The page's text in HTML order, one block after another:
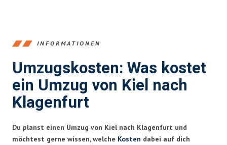
INFORMATIONEN
Umzugskosten: Was kostet
ein Umzug von Kiel nach
Klagenfurt
Du planst einen Umzug von Kiel nach Klagenfurt und
möchtest gerne wissen, welche Kosten dabei auf dich